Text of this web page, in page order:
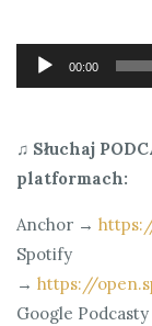
Odtwarzacz
plików
00:00
♫ Słuchaj
platformach:
Anchor →
Spotify
→ https://
Google